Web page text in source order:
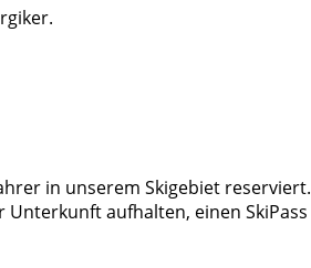
in unserem Skigebiet reserviert.
Unterkunft aufhalten, einen SkiPass